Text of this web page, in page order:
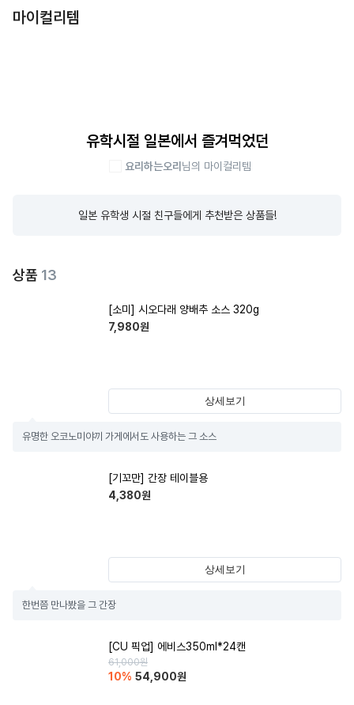
마이컬리템
유학시절 일본에서 즐겨먹었던
요리하는오리 님의 마이컬리템
일본 유학생 시절 친구들에게 추천받은 상품들!
상품 13
[소미] 시오다래 양배추 소스 320g
7,980원
상세보기
유명한 오코노미야끼 가게에서도 사용하는 그 소스
[기꼬만] 간장 테이블용
4,380원
상세보기
한번쯤 만나봤을 그 간장
[CU 픽업] 에비스350ml*24캔
61,000원
10% 54,900원